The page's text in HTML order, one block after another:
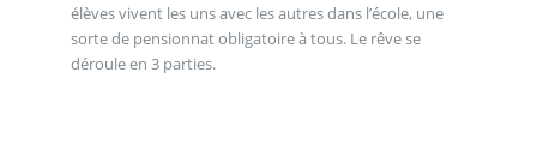
élèves vivent les uns avec les autres dans l’école, une
sorte de pensionnat obligatoire à tous. Le rêve se
déroule en 3 parties.